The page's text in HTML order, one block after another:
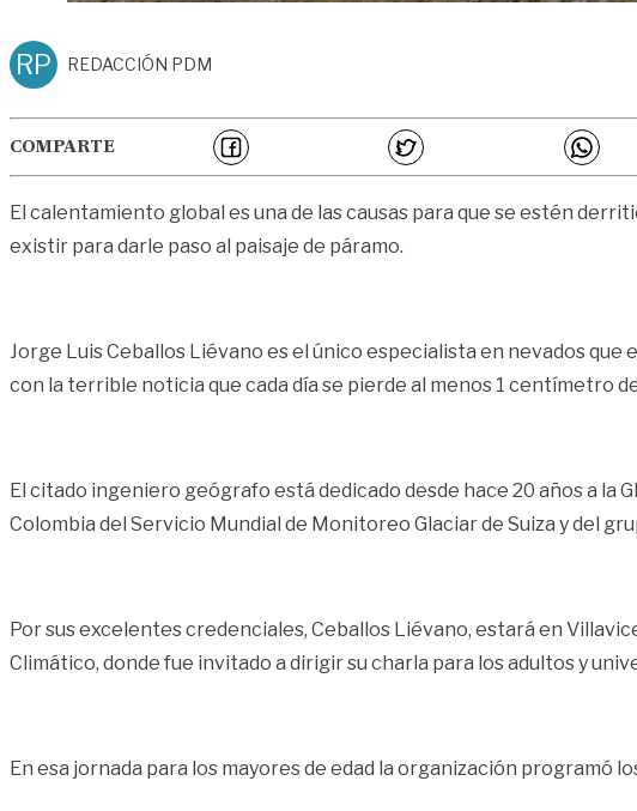
RP REDACCIÓN PDM
COMPARTE
El calentamiento global es una de las causas para que se estén
existir para darle paso al paisaje de páramo.
Jorge Luis Ceballos Liévano es el único especialista en nevados que
con la terrible noticia que cada día se pierde al menos 1 centímetro
El citado ingeniero geógrafo está dedicado desde hace 20 años a
Colombia del Servicio Mundial de Monitoreo Glaciar de Suiza y del
Por sus excelentes credenciales, Ceballos Liévano, estará en
Climático, donde fue invitado a dirigir su charla para los adultos y
En esa jornada para los mayores de edad la organización programó